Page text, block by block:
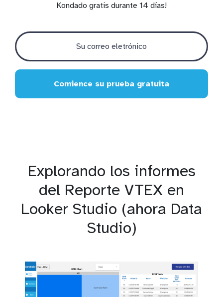
Kondado gratis durante 14 días!
Comience su prueba gratuita
Explorando los informes
del Reporte VTEX en
Looker Studio (ahora Data
Studio)